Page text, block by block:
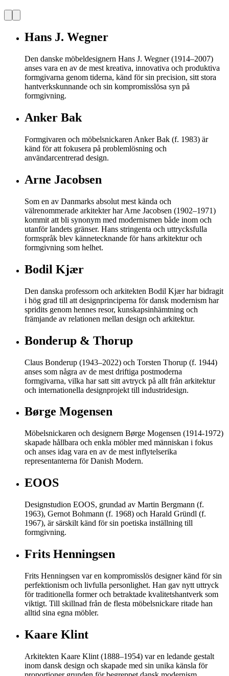
Hans J. Wegner
Den danske möbeldesignern Hans J. Wegner (1914–2007)
anses vara en av de mest kreativa, innovativa och produktiva
formgivarna genom tiderna, känd för sin precision, sitt stora
hantverkskunnande och sin kompromisslösa syn på
formgivning.
Anker Bak
Formgivaren och möbelsnickaren Anker Bak (f. 1983) är
känd för att fokusera på problemlösning och
användarcentrerad design.
Arne Jacobsen
Som en av Danmarks absolut mest kända och
välrenommerade arkitekter har Arne Jacobsen (1902–1971)
kommit att bli synonym med modernismen både inom och
utanför landets gränser. Hans stringenta och uttrycksfulla
formspråk blev kännetecknande för hans arkitektur och
formgivning som helhet.
Bodil Kjær
Den danska professorn och arkitekten Bodil Kjær har bidragit
i hög grad till att designprinciperna för dansk modernism har
spridits genom hennes resor, kunskapsinhämtning och
främjande av relationen mellan design och arkitektur.
Bonderup & Thorup
Claus Bonderup (1943–2022) och Torsten Thorup (f. 1944)
anses som några av de mest driftiga postmoderna
formgivarna, vilka har satt sitt avtryck på allt från arkitektur
och internationella designprojekt till industridesign.
Børge Mogensen
Möbelsnickaren och designern Børge Mogensen (1914-1972)
skapade hållbara och enkla möbler med människan i fokus
och anses idag vara en av de mest inflytelserika
representanterna för Danish Modern.
EOOS
Designstudion EOOS, grundad av Martin Bergmann (f.
1963), Gernot Bohmann (f. 1968) och Harald Gründl (f.
1967), är särskilt känd för sin poetiska inställning till
formgivning.
Frits Henningsen
Frits Henningsen var en kompromisslös designer känd för sin
perfektionism och livfulla personlighet. Han gav nytt uttryck
för traditionella former och betraktade kvalitetshantverk som
viktigt. Till skillnad från de flesta möbelsnickare ritade han
alltid sina egna möbler.
Kaare Klint
Arkitekten Kaare Klint (1888–1954) var en ledande gestalt
inom dansk design och skapade med sin unika känsla för